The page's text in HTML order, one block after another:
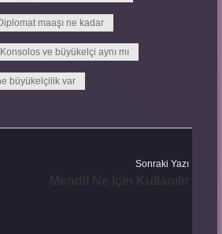
maaşı ne kadar
Konsolos ve büyükelçi aynı mı
büyükelçilik var
Sonraki Yazı